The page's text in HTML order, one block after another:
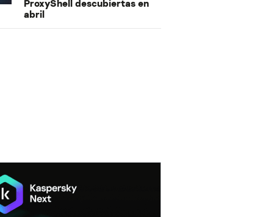
ProxyShell descubiertas en
abril